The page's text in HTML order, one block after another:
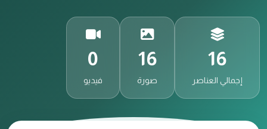
16
إجمالي العناصر
16
صورة
0
فيديو